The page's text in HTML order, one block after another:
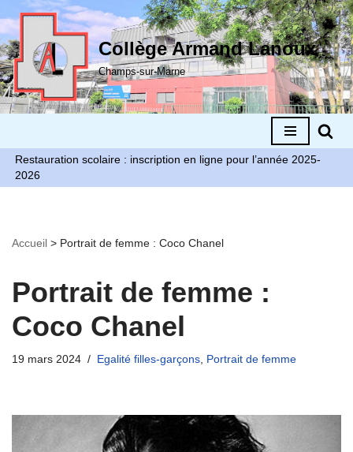
Aller
au
contenu
Collège Armand Lanoux
Champs-sur-Marne
Restauration scolaire : inscription en ligne pour l’année 2025-
2026
Accueil > Portrait de femme : Coco Chanel
Portrait de femme :
Coco Chanel
19 mars 2024 Egalité filles-garçons Portrait de femme